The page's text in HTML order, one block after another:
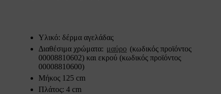
Υλικό: δέρμα αγελάδας
Διαθέσιμα χρώματα: μαύρο (κωδικός προϊόντος
00008810602) και εκρού (κωδικός προϊόντος
00008810600)
Μήκος 125 cm
Πλάτος: 4 cm